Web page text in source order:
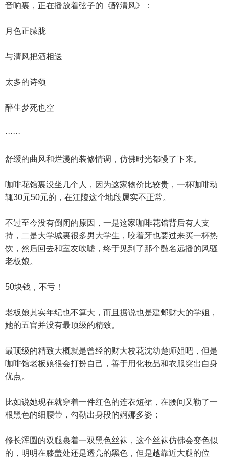
音响裏，正在播放着弦子的《醉清风》：
月色正朦胧
与清风把酒相送
太多的诗颂
醉生梦死也空
······
舒缓的曲风和烂漫的装修情调，仿佛时光都慢了下来。
咖啡花馆裏没坐几个人，因为这家物价比较贵，一杯咖啡动
辄30元50元的，在江陵这个地段属实不正常。
不过至今没有倒闭的原因，一是这家咖啡花馆背后有人支
持，二是大学城裏很多男大学生，咬着牙也要过来买一杯热
饮，然后回去和室友吹嘘，终于见到了那个豔名远播的风骚
老板娘。
50块钱，不亏！
老板娘其实年纪也不算大，而且据说也是建邺财大的学姐，
她的五官并没有最顶级的精致。
最顶级的精致大概就是曾经的财大校花沈幼楚师姐吧，但是
咖啡馆老板娘很会打扮自己，善于用化妆品和衣服突出自身
优点。
比如说她现在就穿着一件红色的连衣短裙，在腰间又勒了一
根黑色的细腰带，勾勒出身段的婀娜多姿；
修长浑圆的双腿裹着一双黑色丝袜，这个丝袜仿佛会变色似
的，明明在膝盖处还是透亮的黑色，但是越靠近大腿的位